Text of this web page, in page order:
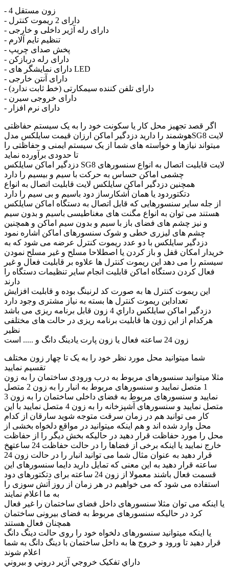
- 4 زون مستقل
- دارای 2 ریموت کنترل
- دارای رله آژیر داخلی و خارجی
- تنظیم تایم آلارم
- پخش صدای چریپ
- دارای رله دربازکن
- دارای نمایشگر های LED
- دارای آنتن خارجی
- دارای تلفن کننده سیمکارتی (خط ثابت ندارد)
- دارای خروجی سیرن
- دارای نرم افزار
اگر قصد تجهیز محل کار یا سکونت خود را به یک سیستم حفاظتی
هوشمند را دارید دزدگیر اماکن ارزان قیمت سایلکس مدلSG8 لایت
میتواند نیازها و خواسته های شما از یک سیستم ایمنی و حفاظتی را
تا حدودی برآورده نماید
دزدگیر اماکن سایلکس SG8 لایت قابلیت اتصال به انواع سنسورهای
چشمی اماکن حساس به حرکت با سیم و بیسیم را دارد
همچنین دزدگیر اماکن سایلکس لایت قابلیت اتصال به انواع
دتکتوردود یا همان آشکارساز دود باسیم و بی سیم را دارد
از جله سایر سنسورهایی که قابل اتصال به دستگاه اماکن سایلکس
هستند می توان به انواع مگنت های مغناطیسی باسیم و بدون سیم
و نیز چشم های فضای باز با سیم و بدون سیم اماکن و همچنین
چشم های لیزری خطی و شوک سنسورهای اماکن اشاره نمود
دزدگیر سایلکس با دو عدد ریموت کنترل عرضه می شود که به
خریدار امکان قفل و باز کردن یا اصطلاحا مسلح و غیر مسلح نمودن
سیستم را می دهد این ریموت کنترل ها علاوه بر قابلیت فعال و غیر
فعال کردن دستگاه اماکن قابلیت انجام سایر تنظیمات دستگاه را
دارند
این ریموت کنترل ها به صورت کد لرنینگ بوده و قابلیت افزایش
تعداداین ریموت کنترل ها بسته به نیاز مشتری وجود دارد
دزدگیر اماکن سایلکس داراي 4 زون قابل برنامه ریزی می باشد
هرکدام از این زون ها قابلیت برنامه ریزی در حالت های مختلفی
نظیر
زون 24 ساعته فعال یا زون پارت یادینگ دانگ و ..... است
شما میتوانید محل مورد نظر خود را به یک تا چهار زون مختلف
تقسیم نمایید
مثلا میتوانید سنسورهای مربوط به درب ورودی ساختمان را به زون
1 متصل نمایید و سنسورهای مربوط به انبار را به زون 2 متصل
نمایید و سنسورهای مربوط به فضای داخلی ساختمان را به زون 3
متصل نمایید و سنسورهای آشپزخانه را به زون 4 متصل نمایید با این
کار می توانید هم در زمان سرقت متوجه شوید سارقان از کدام
محل وارد شده اند و هم اینکه میتوانید در مواقع دلخواه بخشی از
محل را مورد حفاظت قرار دهید در حالیکه بخش دیگر را از حفاظت
خارج نمایید یا اینکه برخی از فضاها را در حالت حفاظت 24 ساعتهخ
قرار دهید به عنوان مثال شما می توانید انبار را در حالت زون 24
ساعته قرار دهید به این معنی که تمایل دارید دایما سنسورهای این
قسمت فعال باشند معمولا از زون 24 ساعته برای دتکتورهای دود
استفاده می شود که می خواهیم در هر زمان از روز آتش سوزی را
به ما اعلام نمایند
یا اینکه می توان مثلا سنسورهای داخل فضای ساختمان را غیر فعال
کرد در حالیکه سنسورهای مربوط به فضای بیرونی ساختمان
همچنان فعال هستند
یا اینکه میتوانید سنسورهای دلخواه خود را روی حالت دینگ دانگ
قرار دهید تا ورود و خروج ها به داخل ساختمان با دینگ دانگ به شما
اعلام شوند
داراي تفکيک خروجي آژير دروني و بيروني